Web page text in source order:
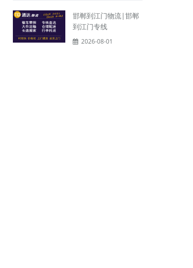
邯郸到江门物流|邯郸
到江门专线
2026-08-01